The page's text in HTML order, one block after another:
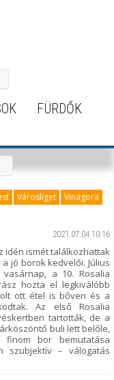
FÜRDŐK
Városliget
Vinagora
2021.07.04 10:16
idén ismét találkozhattak
jó borok kedvelői. Július
a 10. Rosalia
hozta el legkiválóbb
ott étel is bőven és a
Az első Rosalia
tartották, de a
buli lett belőle,
bor bemutatása
szubjektív – válogatás